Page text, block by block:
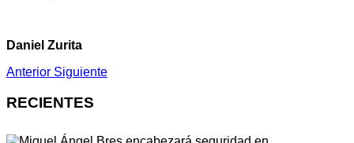
Daniel Zurita
Anterior Siguiente
RECIENTES